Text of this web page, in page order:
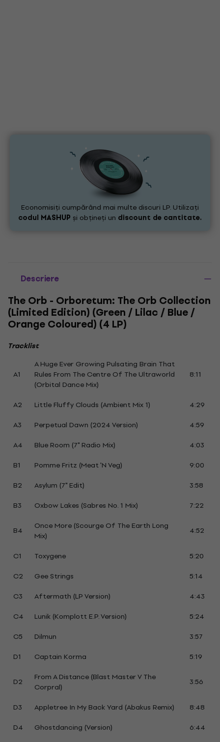
Economisiți cumpărând mai multe discuri LP. Utilizați
codul MASHUP și obțineți un discount de cantitate.
Descriere
The Orb - Orboretum: The Orb Collection
(Limited Edition) (Green / Lilac / Blue /
Orange Coloured) (4 LP)
Tracklist
A1
A Huge Ever Growing Pulsating Brain That
Rules From The Centre Of The Ultraworld
(Orbital Dance Mix)
8:11
A2 Little Fluffy Clouds (Ambient Mix 1)
4:29
A3
Perpetual Dawn (2024 Version)
4:59
A4
Blue Room (7" Radio Mix)
4:03
B1
Pomme Fritz (Meat 'N Veg)
9:00
B2
Asylum (7" Edit)
3:58
B3
Oxbow Lakes (Sabres No. 1 Mix) 7:22
B4
Once More (Scourge Of The Earth Long
Mix)
4:52
C1 Toxygene
5:20
C2
Gee Strings
5:14
C3
Aftermath (LP Version)
4:43
C4
Lunik (Komplott E.P. Version)
5:24
C5
Dilmun
3:57
D1
Captain Korma 5:19
D2
From A Distance (Blast Master V The
Corpral)
3:56
D3 Appletree In My Back Yard (Abakus Remix)
8:48
D4
Ghostdancing (Version) 6:44